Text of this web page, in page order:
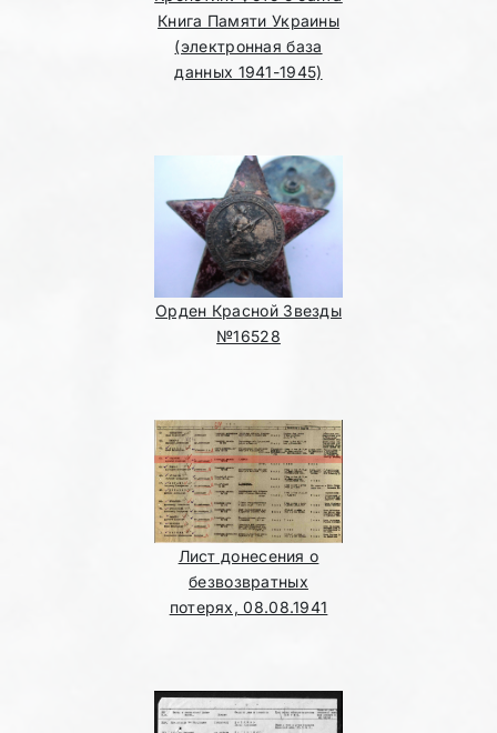
Книга Памяти Украины
(электронная база
данных 1941-1945)
Орден Красной Звезды
№16528
Лист донесения о
безвозвратных
потерях, 08.08.1941